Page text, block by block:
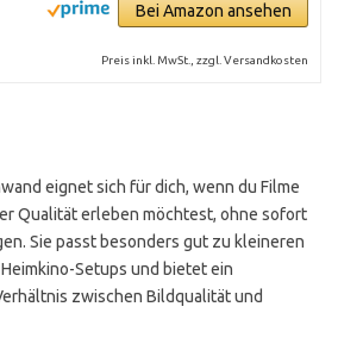
Bei Amazon ansehen
Preis inkl. MwSt., zzgl. Versandkosten
eignet sich für dich, wenn du Filme
Qualität erleben möchtest, ohne sofort
Sie passt besonders gut zu kleineren
Setups und bietet ein
zwischen Bildqualität und